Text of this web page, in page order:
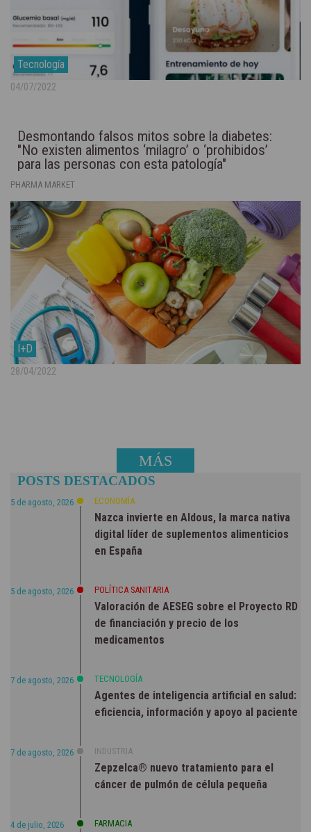
Tecnología
04/07/2022
Desmontando falsos mitos sobre la diabetes:
"No existen alimentos ‘milagro’ o ‘prohibidos’
para las personas con esta patología"
PHARMA MARKET
I+D
28/04/2022
MÁS
NOTICIAS
POSTS DESTACADOS
5 de agosto, 2026 ECONOMÍA
Nazca invierte en Aldous, la marca nativa
digital líder de suplementos alimenticios
en España
5 de agosto, 2026 POLÍTICA SANITARIA
Valoración de AESEG sobre el Proyecto RD
de financiación y precio de los
medicamentos
7 de agosto, 2026 TECNOLOGÍA
Agentes de inteligencia artificial en salud:
eficiencia, información y apoyo al paciente
7 de agosto, 2026 INDUSTRIA
Zepzelca® nuevo tratamiento para el
cáncer de pulmón de célula pequeña
4 de julio, 2026 FARMACIA